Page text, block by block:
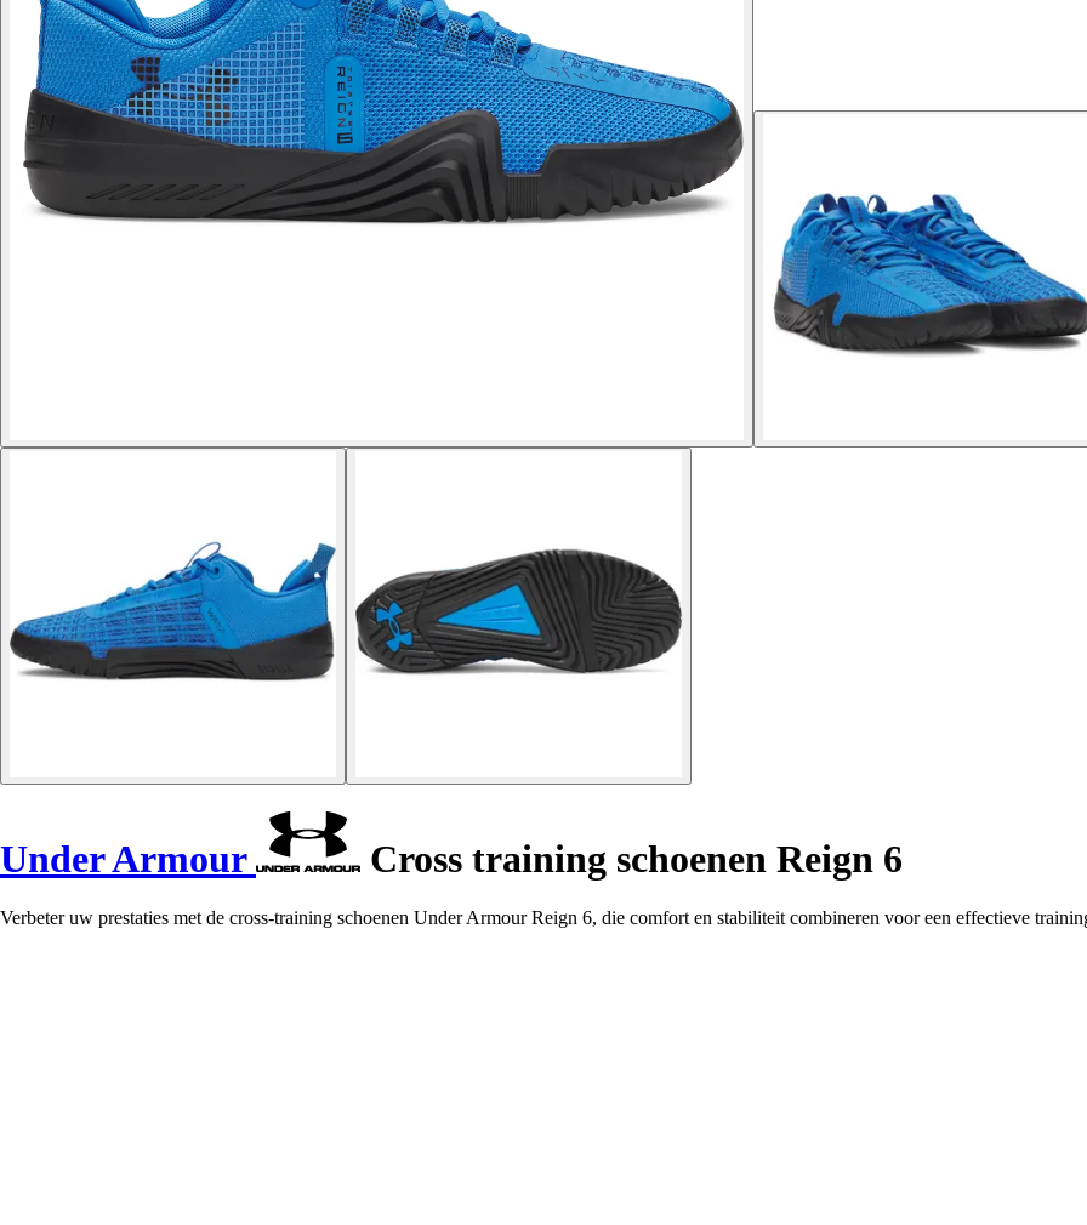
Under Armour Cross training schoenen Reign 6
Verbeter uw prestaties met de cross-training schoenen Under Armour Reign 6, die comfort en stabiliteit combineren voor een effectieve